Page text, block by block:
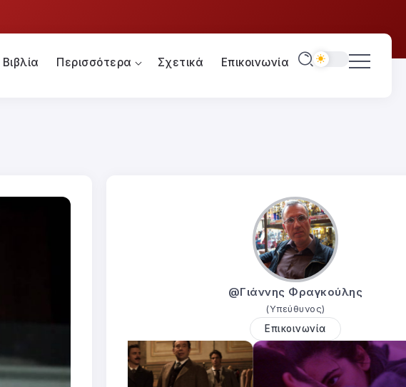
Βιβλία Περισσότερα Σχετικά Επικοινωνία
@Γιάννης Φραγκούλης
(Υπεύθυνος)
Επικοινωνία